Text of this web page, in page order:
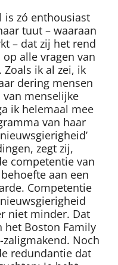
is zó enthousiast
tuut – waaraan
– dat zij het rend
alle vragen van
Zoals ik al zei, ik
dering mensen
menselijke
ik helemaal mee
van haar
zegt zij,
competentie van
aan een
Competentie
niet minder. Dat
het Boston Family
Noch
redundantie dat